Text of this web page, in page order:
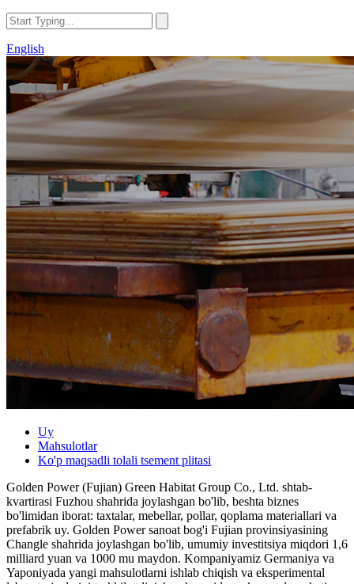
English
Uy
Mahsulotlar
Ko'p maqsadli tolali tsement plitasi
Golden Power (Fujian) Green Habitat Group Co., Ltd. shtab-
kvartirasi Fuzhou shahrida joylashgan bo'lib, beshta biznes
bo'limidan iborat: taxtalar, mebellar, pollar, qoplama materiallari va
prefabrik uy. Golden Power sanoat bog'i Fujian provinsiyasining
Changle shahrida joylashgan bo'lib, umumiy investitsiya miqdori 1,6
milliard yuan va 1000 mu maydon. Kompaniyamiz Germaniya va
Yaponiyada yangi mahsulotlarni ishlab chiqish va eksperimental